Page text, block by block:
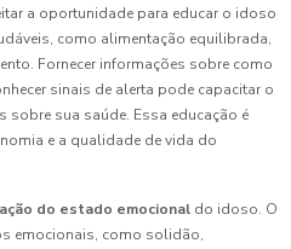
a oportunidade para educar o idoso
como alimentação equilibrada,
Fornecer informações sobre como
sinais de alerta pode capacitar o
sua saúde. Essa educação é
e a qualidade de vida do
do estado emocional do idoso. O
emocionais, como solidão,